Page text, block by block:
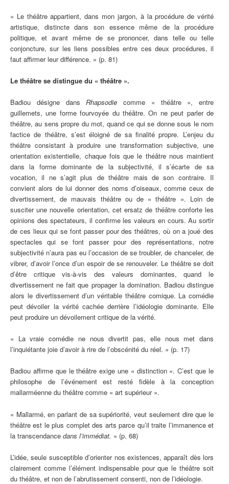
« Le théâtre appartient, dans mon jargon, à la procédure de vérité
artistique, distincte dans son essence même de la procédure
politique, et avant même de se prononcer, dans telle ou telle
conjoncture, sur les liens possibles entre ces deux procédures, il
faut affirmer leur différence. » (p. 81)
Le théâtre se distingue du « théâtre ».
Badiou désigne dansRhapsodie comme « théâtre », entre
guillemets, une forme fourvoyée du théâtre. On ne peut parler de
théâtre, au sens propre du mot, quand ce qui se donne sous le nom
factice de théâtre, s’est éloigné de sa finalité propre. L’enjeu du
théâtre consistant à produire une transformation subjective, une
orientation existentielle, chaque fois que le théâtre nous maintient
dans la forme dominante de la subjectivité, il s’écarte de sa
vocation, il ne s’agit plus de théâtre mais de son contraire. Il
convient alors de lui donner des noms d’oiseaux, comme ceux de
divertissement, de mauvais théâtre ou de « théâtre ». Loin de
susciter une nouvelle orientation, cet ersatz de théâtre conforte les
opinions des spectateurs, il confirme les valeurs en cours. Au sortir
de ces lieux qui se font passer pour des théâtres, où on a joué des
spectacles qui se font passer pour des représentations, notre
subjectivité n’aura pas eu l’occasion de se troubler, de chanceler, de
vibrer, d’avoir l’once d’un espoir de se renouveler. Le théâtre se doit
d’être critique vis-à-vis des valeurs dominantes, quand le
divertissement ne fait que propager la domination. Badiou distingue
alors le divertissement d’un véritable théâtre comique. La comédie
peut dévoiler la vérité cachée derrière l’idéologie dominante. Elle
peut produire un dévoilement critique de la vérité.
« La vraie comédie ne nous divertit pas, elle nous met dans
l’inquiétante joie d’avoir à rire de l’obscénité du réel. » (p. 17)
Badiou affirme que le théâtre exige une « distinction ». C’est que le
philosophe de l’événement est resté fidèle à la conception
mallarméenne du théâtre comme « art supérieur ».
« Mallarmé, en parlant de sa supériorité, veut seulement dire que le
théâtre est le plus complet des arts parce qu’il traite l’immanence et
la transcendance dans l’immédiat. » (p. 68)
L’idée, seule susceptible d’orienter nos existences, apparaît dès lors
clairement comme l’élément indispensable pour que le théâtre soit
du théâtre, et non de l’abrutissement consenti, non de l’idéologie.